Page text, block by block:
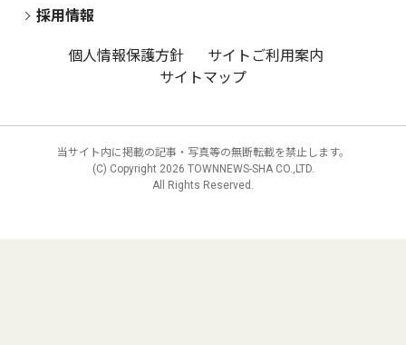
採用情報
個人情報保護方針
サイトご利用案内
サイトマップ
当サイト内に掲載の記事・写真等の無断転載を禁止します。
(C) Copyright 2026 TOWNNEWS-SHA CO.,LTD.
All Rights Reserved.